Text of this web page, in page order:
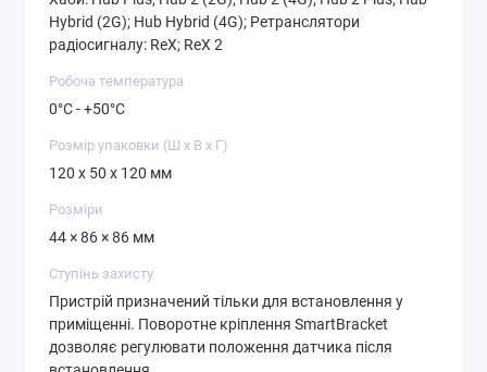
Hybrid (2G); Hub Hybrid (4G); Ретранслятори
радіосигналу: ReX; ReX 2
Робоча температура
0°С - +50°С
Розмір упаковки (Ш х В х Г)
120 x 50 x 120 мм
Розміри
44 × 86 × 86 мм
Ступінь захисту
Пристрій призначений тільки для встановлення у
приміщенні. Поворотне кріплення SmartBracket
дозволяє регулювати положення датчика після